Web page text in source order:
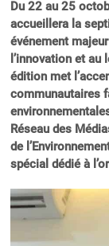
Du 22 au 25
accueillera la
événement
l’innovation et
édition met
communautaires
Réseau des
de
spécial dédié à